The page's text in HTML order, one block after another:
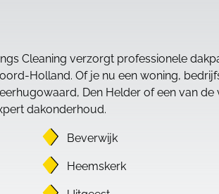
Cleaning verzorgt professionele
Holland. Of je nu een woning,
Den Helder of een van
dakonderhoud.
Beverwijk
Heemskerk